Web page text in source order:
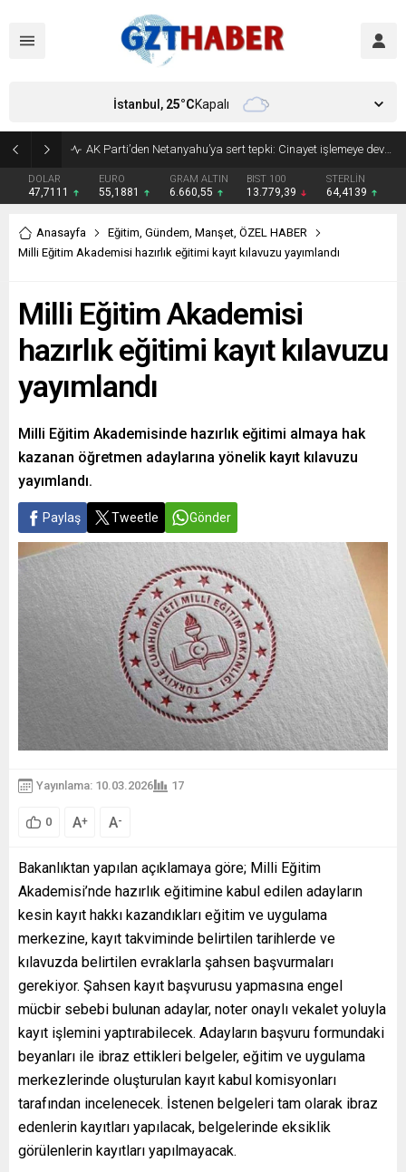
Son Dakika: Etimesgut Belediye Başkanı Erdal Beşikçioğlu görevden uzaklaştırıldı
DOLAR
47,7111
EURO
55,1881
GRAM ALTIN
6.660,55
BIST 100
13.779,39
STERLİN
64,4139
İstanbul, 25°CKapalı
Anasayfa Eğitim, Gündem, Manşet, ÖZEL HABER
Milli Eğitim Akademisi hazırlık eğitimi kayıt kılavuzu yayımlandı
Milli Eğitim Akademisi
hazırlık eğitimi kayıt kılavuzu
yayımlandı
Milli Eğitim Akademisinde hazırlık eğitimi almaya hak
kazanan öğretmen adaylarına yönelik kayıt kılavuzu
yayımlandı.
Paylaş Tweetle Gönder
Yayınlama: 10.03.2026 17
0 A+ A-
Bakanlıktan yapılan açıklamaya göre; Milli Eğitim
Akademisi’nde hazırlık eğitimine kabul edilen adayların
kesin kayıt hakkı kazandıkları eğitim ve uygulama
merkezine, kayıt takviminde belirtilen tarihlerde ve
kılavuzda belirtilen evraklarla şahsen başvurmaları
gerekiyor. Şahsen kayıt başvurusu yapmasına engel
mücbir sebebi bulunan adaylar, noter onaylı vekalet yoluyla
kayıt işlemini yaptırabilecek. Adayların başvuru formundaki
beyanları ile ibraz ettikleri belgeler, eğitim ve uygulama
merkezlerinde oluşturulan kayıt kabul komisyonları
tarafından incelenecek. İstenen belgeleri tam olarak ibraz
edenlerin kayıtları yapılacak, belgelerinde eksiklik
görülenlerin kayıtları yapılmayacak.